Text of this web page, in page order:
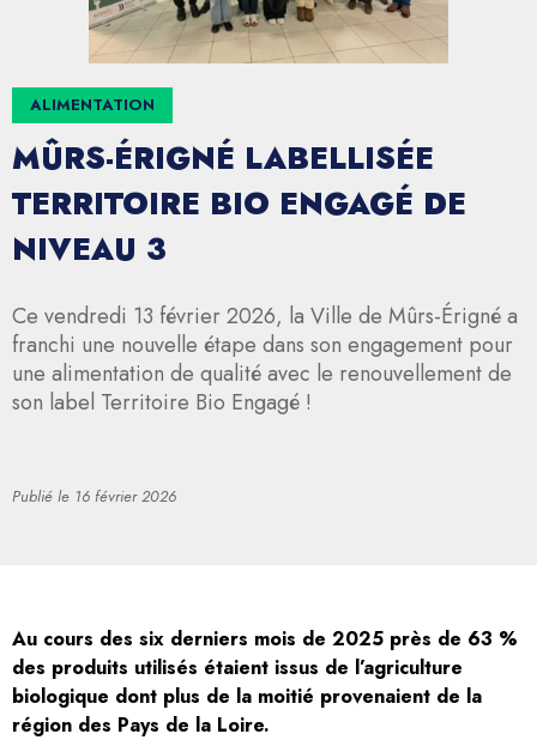
ALIMENTATION
MÛRS-ÉRIGNÉ LABELLISÉE
TERRITOIRE BIO ENGAGÉ DE
NIVEAU 3
Ce vendredi 13 février 2026, la Ville de Mûrs-Érigné a
franchi une nouvelle étape dans son engagement pour
une alimentation de qualité avec le renouvellement de
son label Territoire Bio Engagé !
Publié le 16 février 2026
Au cours des six derniers mois de 2025 près de 63 %
des produits utilisés étaient issus de l’agriculture
biologique dont plus de la moitié provenaient de la
région des Pays de la Loire.